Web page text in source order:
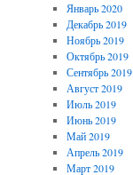
Январь 2020
Декабрь 2019
Ноябрь 2019
Октябрь 2019
Сентябрь 2019
Август 2019
Июль 2019
Июнь 2019
Май 2019
Апрель 2019
Март 2019